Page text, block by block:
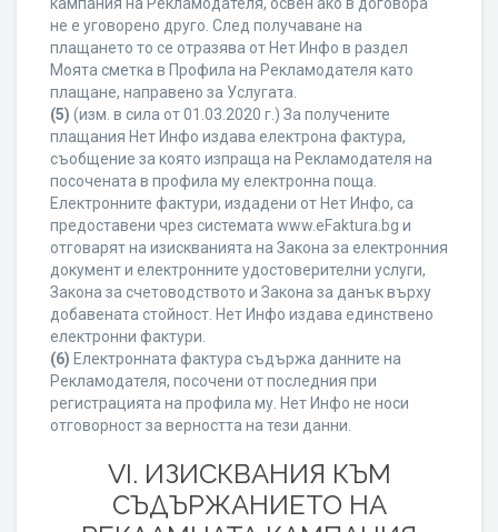
не е уговорено друго. След получаване на
плащането то се отразява от Нет Инфо в раздел
Моята сметка в Профила на Рекламодателя като
плащане, направено за Услугата.
(5) (изм. в сила от 01.03.2020 г.) За получените
плащания Нет Инфо издава електрона фактура,
съобщение за която изпраща на Рекламодателя на
посочената в профила му електронна поща.
Електронните фактури, издадени от Нет Инфо, са
предоставени чрез системата www.eFaktura.bg и
отговарят на изискванията на Закона за електронния
документ и електронните удостоверителни услуги,
Закона за счетоводството и Закона за данък върху
добавената стойност. Нет Инфо издава единствено
електронни фактури.
(6) Електронната фактура съдържа данните на
Рекламодателя, посочени от последния при
регистрацията на профила му. Нет Инфо не носи
отговорност за верността на тези данни.
VI. ИЗИСКВАНИЯ КЪМ
СЪДЪРЖАНИЕТО НА